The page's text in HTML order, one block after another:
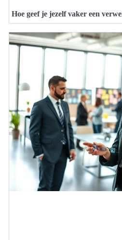
Hoe geef je jezelf vaker een